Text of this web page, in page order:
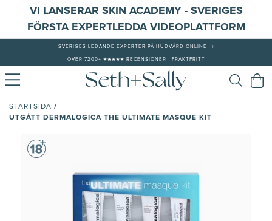
VI LANSERAR SKIN ACADEMY - SVERIGES
FÖRSTA EXPERTLEDDA VIDEOPLATTFORM
SVERIGES LEDANDE EXPERTER PÅ HUDVÅRD ONLINE
ÖVER 7200+ ★★★★★ RECENSIONER - FRAKTFRITT
STARTSIDA /
UTGÅTT DERMALOGICA THE ULTIMATE MASQUE KIT